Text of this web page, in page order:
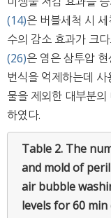
(14)은 버블세척 시
수의 감소 효과가 크
(26)은 염은 삼투압
번식을 억제하는데
물을 제외한 대부분
하였다.
Table 2. The
and mold of
air bubble
levels for 60 min